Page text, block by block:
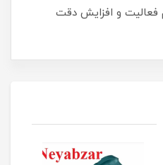
فعالیت و افزایش دقت